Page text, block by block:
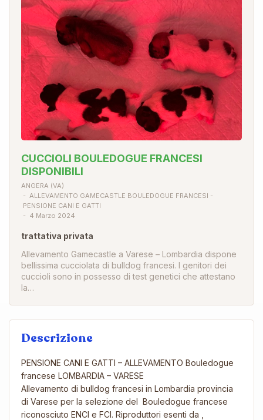
CUCCIOLI BOULEDOGUE FRANCESI
DISPONIBILI
ANGERA (VA)
ALLEVAMENTO GAMECASTLE BOULEDOGUE FRANCESI -
PENSIONE CANI E GATTI
4 Marzo 2024
trattativa privata
Allevamento Gamecastle a Varese – Lombardia dispone
bellissima cucciolata di bulldog francesi. I genitori dei
cuccioli sono in possesso di test genetici che attestano
la…
Descrizione
PENSIONE CANI E GATTI – ALLEVAMENTO Bouledogue
francese LOMBARDIA – VARESE
Allevamento di bulldog francesi in Lombardia provincia
di Varese per la selezione del Bouledogue francese
riconosciuto ENCI e FCI. Riproduttori esenti da ,